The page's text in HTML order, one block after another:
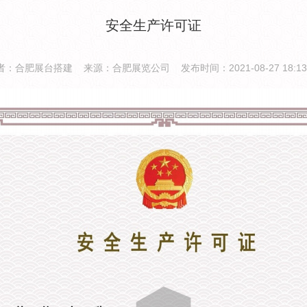
安全生产许可证
：合肥展台搭建 来源：合肥展览公司 发布时间：2021-08-27